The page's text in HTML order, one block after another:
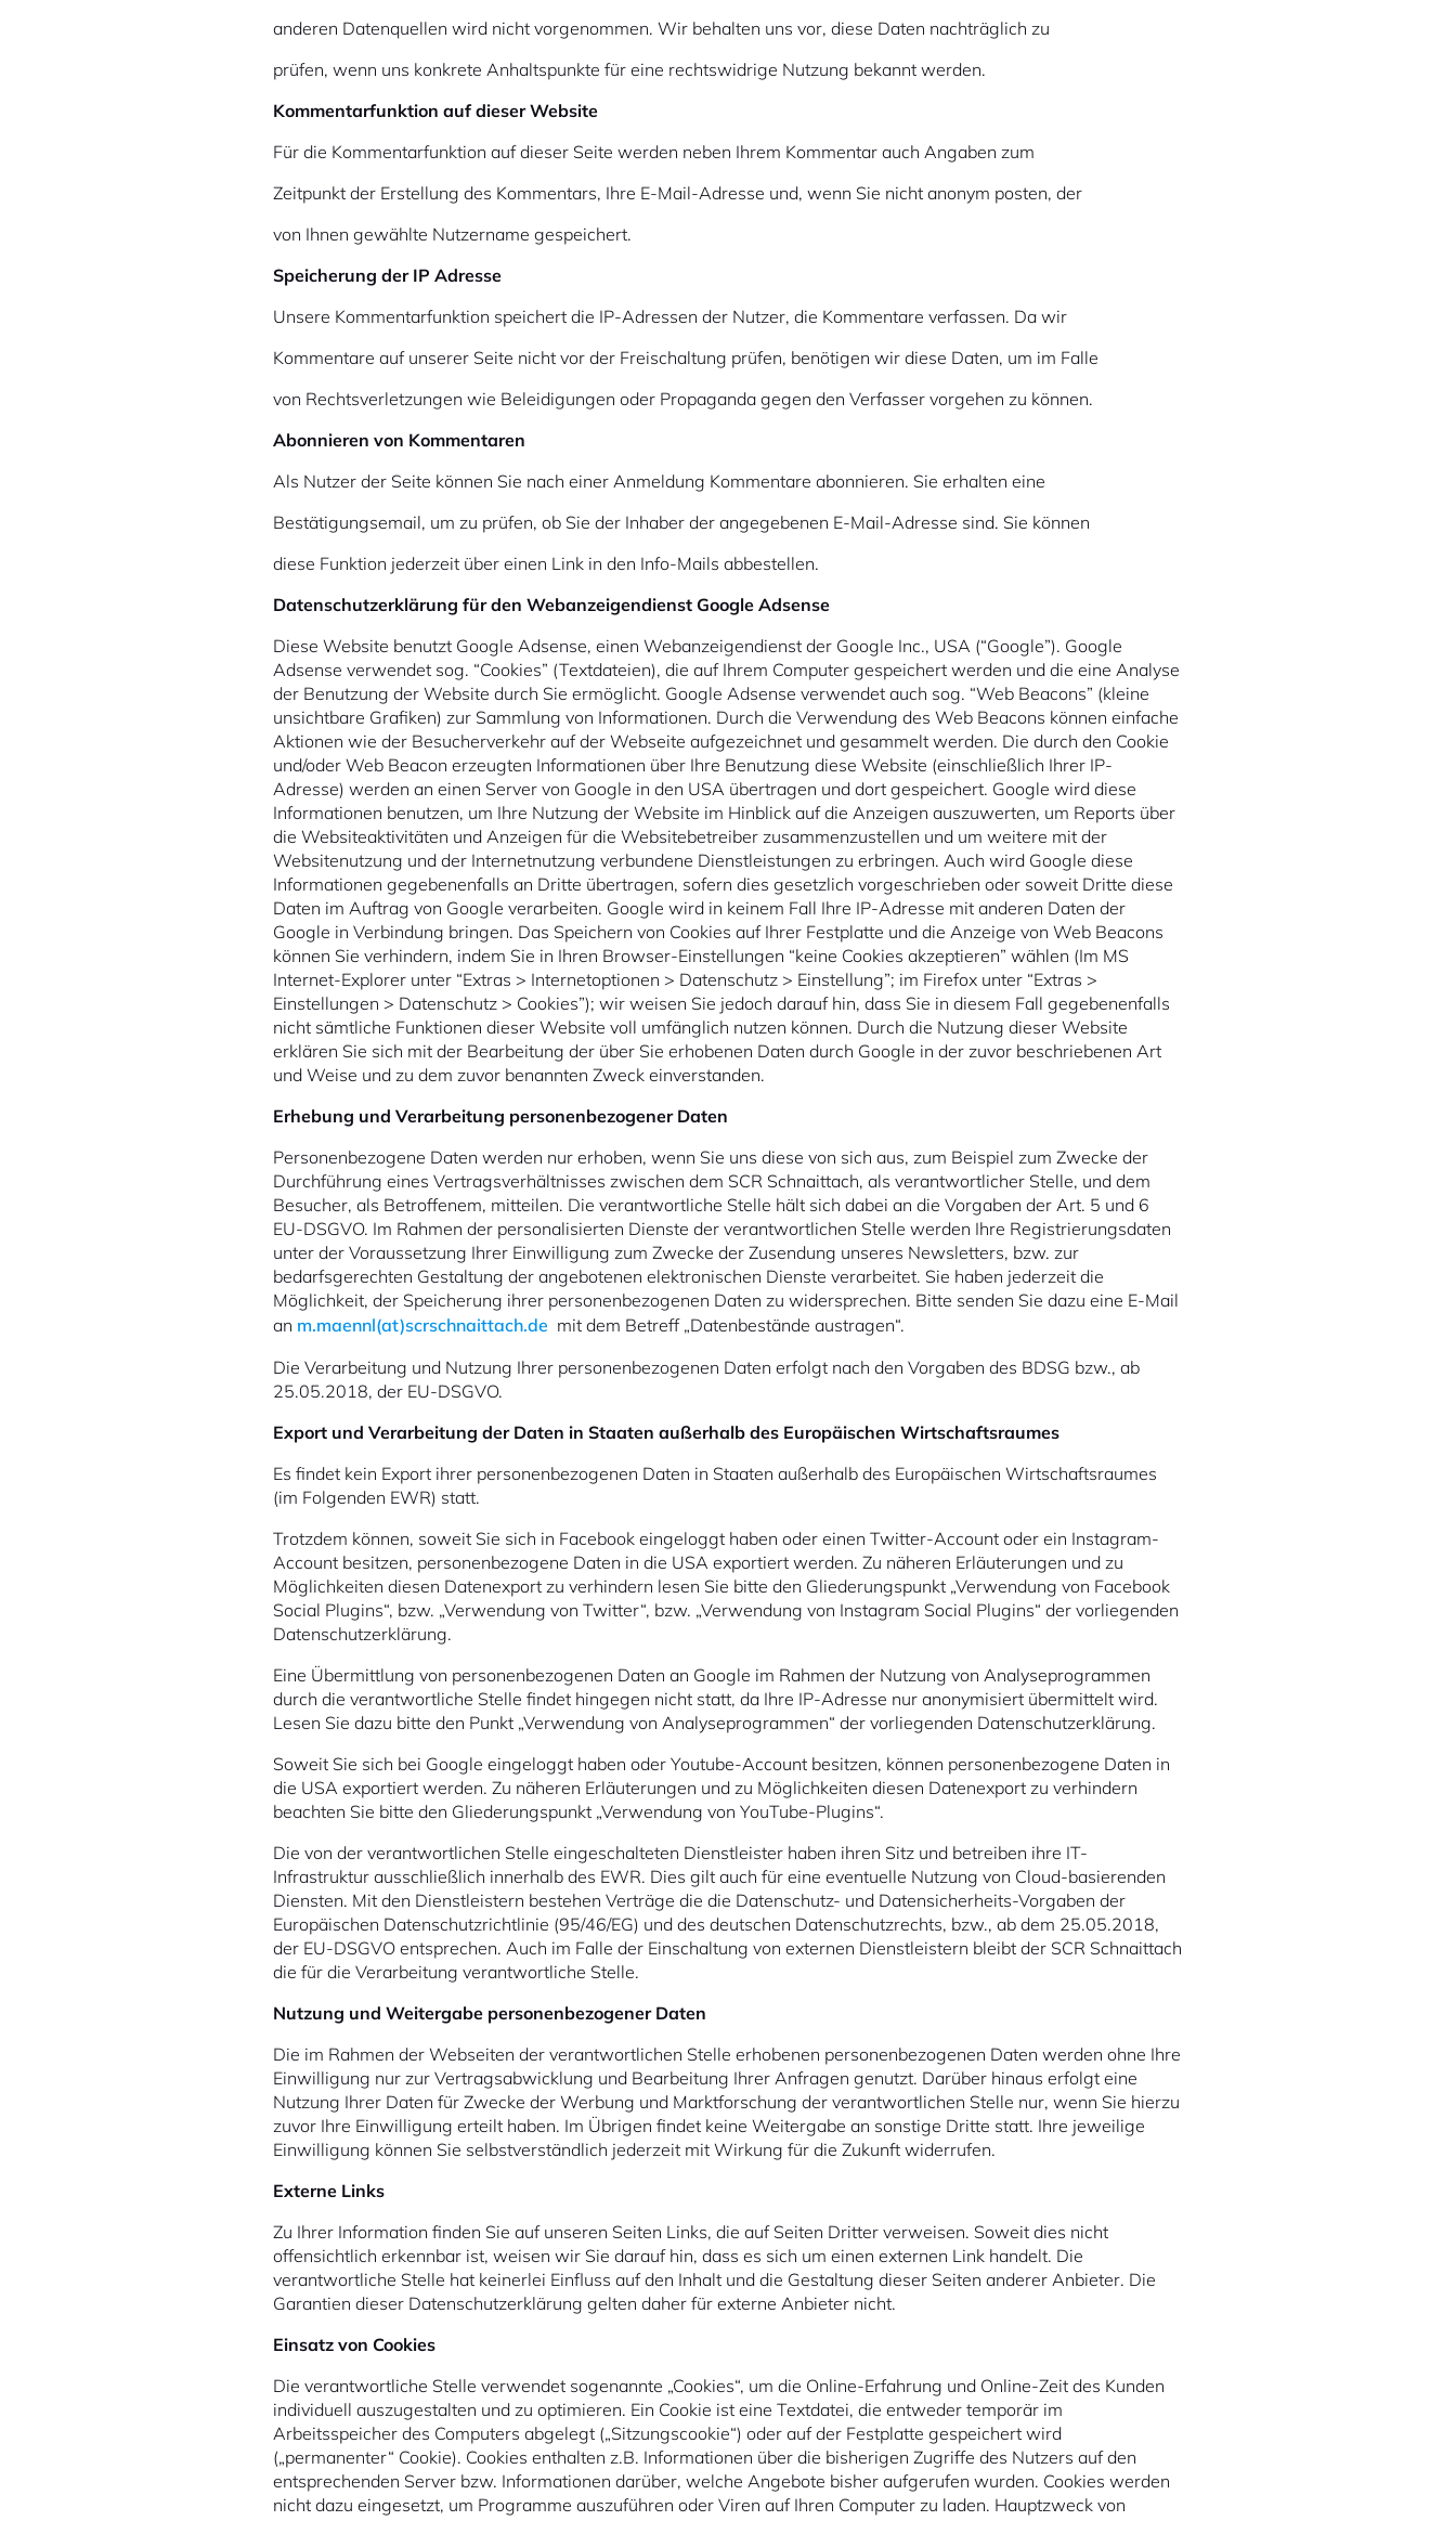
anderen Datenquellen wird nicht vorgenommen. Wir behalten uns vor, diese Daten nachträglich zu
prüfen, wenn uns konkrete Anhaltspunkte für eine rechtswidrige Nutzung bekannt werden.
Kommentarfunktion auf dieser Website
Für die Kommentarfunktion auf dieser Seite werden neben Ihrem Kommentar auch Angaben zum
Zeitpunkt der Erstellung des Kommentars, Ihre E-Mail-Adresse und, wenn Sie nicht anonym posten, der
von Ihnen gewählte Nutzername gespeichert.
Speicherung der IP Adresse
Unsere Kommentarfunktion speichert die IP-Adressen der Nutzer, die Kommentare verfassen. Da wir
Kommentare auf unserer Seite nicht vor der Freischaltung prüfen, benötigen wir diese Daten, um im Falle
von Rechtsverletzungen wie Beleidigungen oder Propaganda gegen den Verfasser vorgehen zu können.
Abonnieren von Kommentaren
Als Nutzer der Seite können Sie nach einer Anmeldung Kommentare abonnieren. Sie erhalten eine
Bestätigungsemail, um zu prüfen, ob Sie der Inhaber der angegebenen E-Mail-Adresse sind. Sie können
diese Funktion jederzeit über einen Link in den Info-Mails abbestellen.
Datenschutzerklärung für den Webanzeigendienst Google Adsense
Diese Website benutzt Google Adsense, einen Webanzeigendienst der Google Inc., USA (“Google”). Google
Adsense verwendet sog. “Cookies” (Textdateien), die auf Ihrem Computer gespeichert werden und die eine Analyse
der Benutzung der Website durch Sie ermöglicht. Google Adsense verwendet auch sog. “Web Beacons” (kleine
unsichtbare Grafiken) zur Sammlung von Informationen. Durch die Verwendung des Web Beacons können einfache
Aktionen wie der Besucherverkehr auf der Webseite aufgezeichnet und gesammelt werden. Die durch den Cookie
und/oder Web Beacon erzeugten Informationen über Ihre Benutzung diese Website (einschließlich Ihrer IP-
Adresse) werden an einen Server von Google in den USA übertragen und dort gespeichert. Google wird diese
Informationen benutzen, um Ihre Nutzung der Website im Hinblick auf die Anzeigen auszuwerten, um Reports über
die Websiteaktivitäten und Anzeigen für die Websitebetreiber zusammenzustellen und um weitere mit der
Websitenutzung und der Internetnutzung verbundene Dienstleistungen zu erbringen. Auch wird Google diese
Informationen gegebenenfalls an Dritte übertragen, sofern dies gesetzlich vorgeschrieben oder soweit Dritte diese
Daten im Auftrag von Google verarbeiten. Google wird in keinem Fall Ihre IP-Adresse mit anderen Daten der
Google in Verbindung bringen. Das Speichern von Cookies auf Ihrer Festplatte und die Anzeige von Web Beacons
können Sie verhindern, indem Sie in Ihren Browser-Einstellungen “keine Cookies akzeptieren” wählen (Im MS
Internet-Explorer unter “Extras > Internetoptionen > Datenschutz > Einstellung”; im Firefox unter “Extras >
Einstellungen > Datenschutz > Cookies”); wir weisen Sie jedoch darauf hin, dass Sie in diesem Fall gegebenenfalls
nicht sämtliche Funktionen dieser Website voll umfänglich nutzen können. Durch die Nutzung dieser Website
erklären Sie sich mit der Bearbeitung der über Sie erhobenen Daten durch Google in der zuvor beschriebenen Art
und Weise und zu dem zuvor benannten Zweck einverstanden.
Erhebung und Verarbeitung personenbezogener Daten
Personenbezogene Daten werden nur erhoben, wenn Sie uns diese von sich aus, zum Beispiel zum Zwecke der
Durchführung eines Vertragsverhältnisses zwischen dem SCR Schnaittach, als verantwortlicher Stelle, und dem
Besucher, als Betroffenem, mitteilen. Die verantwortliche Stelle hält sich dabei an die Vorgaben der Art. 5 und 6
EU-DSGVO. Im Rahmen der personalisierten Dienste der verantwortlichen Stelle werden Ihre Registrierungsdaten
unter der Voraussetzung Ihrer Einwilligung zum Zwecke der Zusendung unseres Newsletters, bzw. zur
bedarfsgerechten Gestaltung der angebotenen elektronischen Dienste verarbeitet. Sie haben jederzeit die
Möglichkeit, der Speicherung ihrer personenbezogenen Daten zu widersprechen. Bitte senden Sie dazu eine E-Mail
an m.maennl(at)scrschnaittach.de mit dem Betreff „Datenbestände austragen“.
Die Verarbeitung und Nutzung Ihrer personenbezogenen Daten erfolgt nach den Vorgaben des BDSG bzw., ab
25.05.2018, der EU-DSGVO.
Export und Verarbeitung der Daten in Staaten außerhalb des Europäischen Wirtschaftsraumes
Es findet kein Export ihrer personenbezogenen Daten in Staaten außerhalb des Europäischen Wirtschaftsraumes
(im Folgenden EWR) statt.
Trotzdem können, soweit Sie sich in Facebook eingeloggt haben oder einen Twitter-Account oder ein Instagram-
Account besitzen, personenbezogene Daten in die USA exportiert werden. Zu näheren Erläuterungen und zu
Möglichkeiten diesen Datenexport zu verhindern lesen Sie bitte den Gliederungspunkt „Verwendung von Facebook
Social Plugins“, bzw. „Verwendung von Twitter“, bzw. „Verwendung von Instagram Social Plugins“ der vorliegenden
Datenschutzerklärung.
Eine Übermittlung von personenbezogenen Daten an Google im Rahmen der Nutzung von Analyseprogrammen
durch die verantwortliche Stelle findet hingegen nicht statt, da Ihre IP-Adresse nur anonymisiert übermittelt wird.
Lesen Sie dazu bitte den Punkt „Verwendung von Analyseprogrammen“ der vorliegenden Datenschutzerklärung.
Soweit Sie sich bei Google eingeloggt haben oder Youtube-Account besitzen, können personenbezogene Daten in
die USA exportiert werden. Zu näheren Erläuterungen und zu Möglichkeiten diesen Datenexport zu verhindern
beachten Sie bitte den Gliederungspunkt „Verwendung von YouTube-Plugins“.
Die von der verantwortlichen Stelle eingeschalteten Dienstleister haben ihren Sitz und betreiben ihre IT-
Infrastruktur ausschließlich innerhalb des EWR. Dies gilt auch für eine eventuelle Nutzung von Cloud-basierenden
Diensten. Mit den Dienstleistern bestehen Verträge die die Datenschutz- und Datensicherheits-Vorgaben der
Europäischen Datenschutzrichtlinie (95/46/EG) und des deutschen Datenschutzrechts, bzw., ab dem 25.05.2018,
der EU-DSGVO entsprechen. Auch im Falle der Einschaltung von externen Dienstleistern bleibt der SCR Schnaittach
die für die Verarbeitung verantwortliche Stelle.
Nutzung und Weitergabe personenbezogener Daten
Die im Rahmen der Webseiten der verantwortlichen Stelle erhobenen personenbezogenen Daten werden ohne Ihre
Einwilligung nur zur Vertragsabwicklung und Bearbeitung Ihrer Anfragen genutzt. Darüber hinaus erfolgt eine
Nutzung Ihrer Daten für Zwecke der Werbung und Marktforschung der verantwortlichen Stelle nur, wenn Sie hierzu
zuvor Ihre Einwilligung erteilt haben. Im Übrigen findet keine Weitergabe an sonstige Dritte statt. Ihre jeweilige
Einwilligung können Sie selbstverständlich jederzeit mit Wirkung für die Zukunft widerrufen.
Externe Links
Zu Ihrer Information finden Sie auf unseren Seiten Links, die auf Seiten Dritter verweisen. Soweit dies nicht
offensichtlich erkennbar ist, weisen wir Sie darauf hin, dass es sich um einen externen Link handelt. Die
verantwortliche Stelle hat keinerlei Einfluss auf den Inhalt und die Gestaltung dieser Seiten anderer Anbieter. Die
Garantien dieser Datenschutzerklärung gelten daher für externe Anbieter nicht.
Einsatz von Cookies
Die verantwortliche Stelle verwendet sogenannte „Cookies“, um die Online-Erfahrung und Online-Zeit des Kunden
individuell auszugestalten und zu optimieren. Ein Cookie ist eine Textdatei, die entweder temporär im
Arbeitsspeicher des Computers abgelegt („Sitzungscookie“) oder auf der Festplatte gespeichert wird
(„permanenter“ Cookie). Cookies enthalten z.B. Informationen über die bisherigen Zugriffe des Nutzers auf den
entsprechenden Server bzw. Informationen darüber, welche Angebote bisher aufgerufen wurden. Cookies werden
nicht dazu eingesetzt, um Programme auszuführen oder Viren auf Ihren Computer zu laden. Hauptzweck von